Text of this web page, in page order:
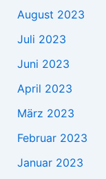
August 2023
Juli 2023
Juni 2023
April 2023
März 2023
Februar 2023
Januar 2023